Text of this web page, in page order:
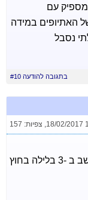
מספיק עם
האתיופים במידה
נסבל
בתגובה להודעה #10
18/02/2017
, צפיות: 157
הוא השתמש בכובע החדש שאביחי קיבל. וישב ב -3 בלילה בחוץ